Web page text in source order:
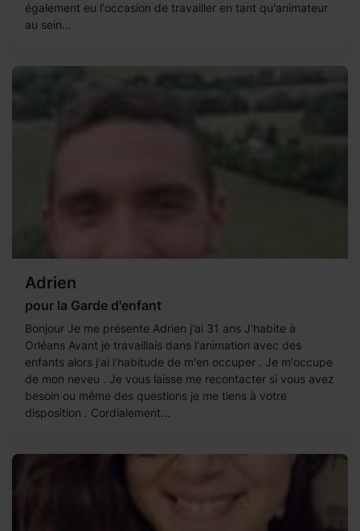
également eu l'occasion de travailler en tant qu'animateur
au sein...
Adrien
pour la Garde d'enfant
Bonjour Je me présente Adrien j'ai 31 ans J'habite à
Orléans Avant je travaillais dans l'animation avec des
enfants alors j'ai l'habitude de m'en occuper . Je m'occupe
de mon neveu . Je vous laisse me recontacter si vous avez
besoin ou même des questions je me tiens à votre
disposition . Cordialement...